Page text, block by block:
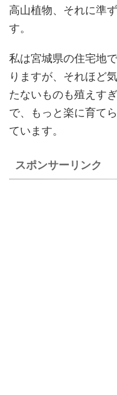
高山植物、それに準
す。
私は宮城県の住宅地
りますが、それほど
たないものも殖えす
で、もっと楽に育て
ています。
スポンサーリンク